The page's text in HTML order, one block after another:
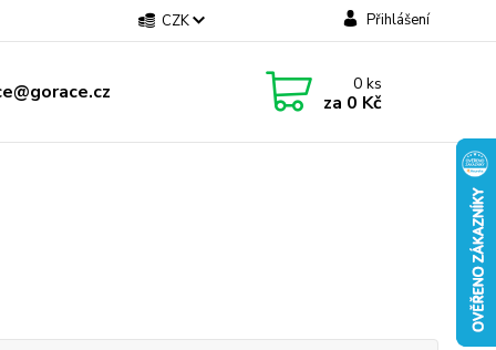
CZK Přihlášení
0ks
za 0 Kč